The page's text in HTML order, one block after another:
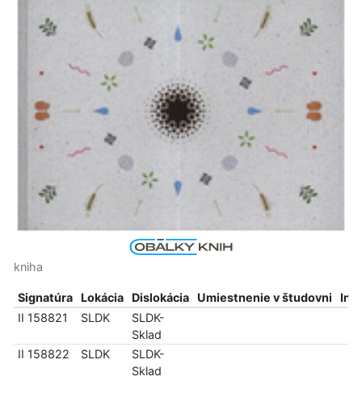
kniha
Signatúra Lokácia Dislokácia Umiestnenie v študovni
Info
II 158821
SLDK
SLDK-
Sklad
II 158822
SLDK
SLDK-
Sklad